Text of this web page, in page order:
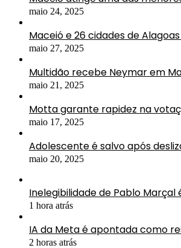
maio 24, 2025
Maceió e 26 cidades de
maio 27, 2025
Multidão recebe Neymar em
maio 21, 2025
Motta garante rapidez na
maio 17, 2025
Adolescente é salvo após
maio 20, 2025
Inelegibilidade de Pablo Marçal
1 hora atrás
IA da Meta é apontada como
2 horas atrás